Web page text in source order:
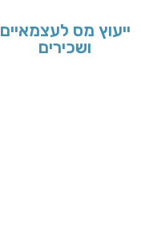
ייעוץ מס לעצמאיים
ושכירים